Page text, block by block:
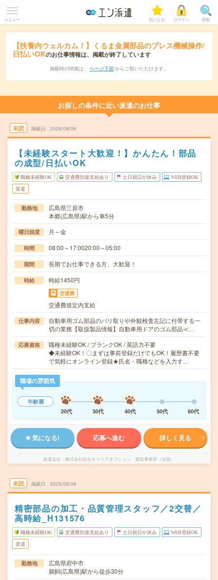
メニュー 気になる! ログイン 検索
【扶養内ウェルカム！】くるま金属部品のプレス機械操作/
日払いOKのお仕事情報は、掲載が終了しています
掲載時の情報は、 ページ下部 からご覧いただけます。
お探しの条件に近い派遣のお仕事
未読 掲載日 2026/08/06
【未経験スタート大歓迎！】かんたん！部品
の成型/日払いOK
職種未経験OK 交通費別途支給あり 土日祝日が休み WEB登録OK
派遣
勤務地
広島県三原市
本郷(広島県)駅から車5分
曜日頻度 月～金
時間 08:00～17:0020:00～05:00
期間 長期でお仕事できる方、大歓迎！
時給 時給1450円
交通費
交通費規定内支給
仕事内容
自動車用ゴム部品のバリ取りや外観検査左記に付帯する一
切の業務【取扱製品情報】自動車用ドアのゴム部品≪…
応募資格
職種未経験OK / ブランクOK / 英語力不要
◆未経験OK！〇まずは事前登録だけでもOK！履歴書不要
で気軽にオンライン登録★氏名・職種などを入力す…
職場の雰囲気
年齢層
20代
30代 40代 50代 60代
気になる! 応募へ進む 詳しく見る
派遣会社 株式会社綜合キャリアオプション 製造事業部（全国）
未読 掲載日 2026/08/06
精密部品の加工・品質管理スタッフ／2交替／
高時給_H131576
職種未経験OK 交通費別途支給あり 土日祝日が休み WEB登録OK
派遣
勤務地
広島県府中市
鵜飼(広島県)駅から徒歩30分